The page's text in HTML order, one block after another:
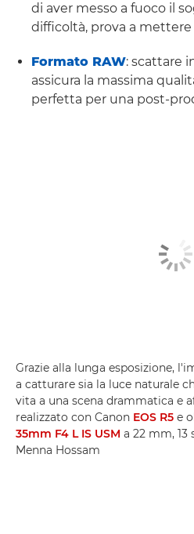
di aver messo a fuoco il
difficoltà, prova a mettere
Formato RAW: scattare
assicura la massima
perfetta per una post-
Grazie alla lunga esposizione,
a catturare sia la luce naturale
vita a una scena drammatica e
realizzato con Canon EOS R5 e
35mm F4 L IS USM a 22 mm, 13
Menna Hossam